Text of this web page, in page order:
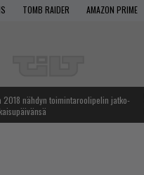
TOMB RAIDER AMAZON PRIME
2018 nähdyn toimintaroolipelin jatko-